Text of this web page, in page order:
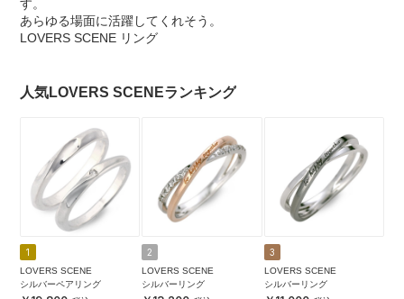
す。
あらゆる場面に活躍してくれそう。
LOVERS SCENE リング
人気LOVERS SCENEランキング
1
LOVERS SCENE
シルバーペアリング
2
LOVERS SCENE
シルバーリング
3
LOVERS SCENE
シルバーリング